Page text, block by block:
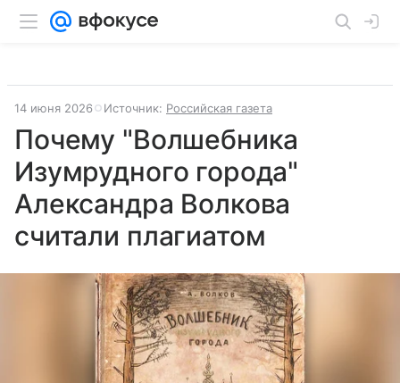
14 июня 2026 Источник: Российская газета
Почему "Волшебника
Изумрудного города"
Александра Волкова
считали плагиатом